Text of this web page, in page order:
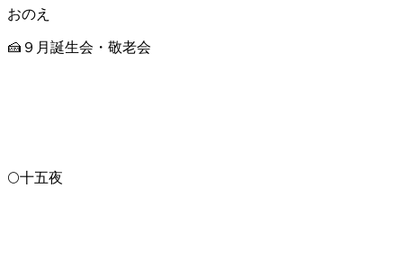
おのえ
🍰９月誕生会・敬老会
🌕十五夜